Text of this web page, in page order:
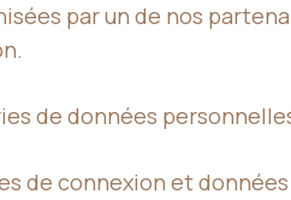
par un de nos
de données
de connexion et